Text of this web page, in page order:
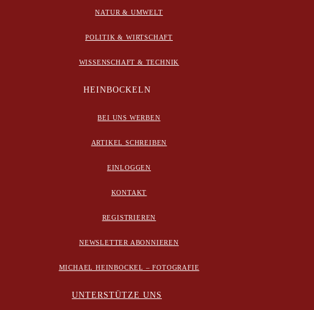
NATUR & UMWELT
POLITIK & WIRTSCHAFT
WISSENSCHAFT & TECHNIK
HEINBOCKELN
BEI UNS WERBEN
ARTIKEL SCHREIBEN
EINLOGGEN
KONTAKT
REGISTRIEREN
NEWSLETTER ABONNIEREN
MICHAEL HEINBOCKEL – FOTOGRAFIE
UNTERSTÜTZE UNS